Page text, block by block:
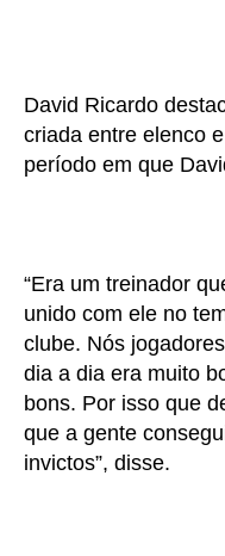
David Ricardo
criada entre elenco
período em que
“Era um treinador
unido com ele no
clube. Nós
dia a dia era muito
bons. Por isso que
que a gente
invictos”, disse.